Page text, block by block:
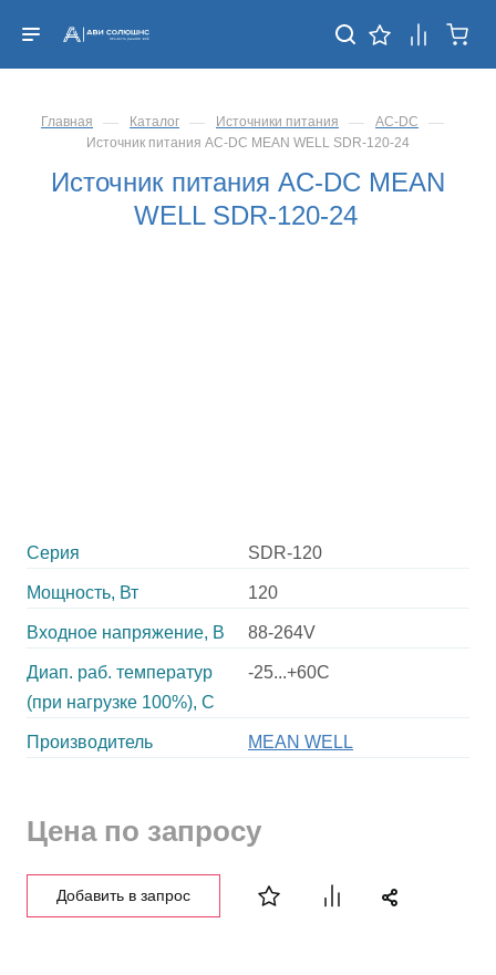
Главная — Каталог — Источники питания — AC-DC —
Источник питания AC-DC MEAN WELL SDR-120-24
Источник питания AC-DC MEAN
WELL SDR-120-24
Серия SDR-120
Мощность, Вт 120
Входное напряжение, В 88-264V
Диап. раб. температур
(при нагрузке 100%), C
-25...+60C
Производитель MEAN WELL
Цена по запросу
Добавить в запрос